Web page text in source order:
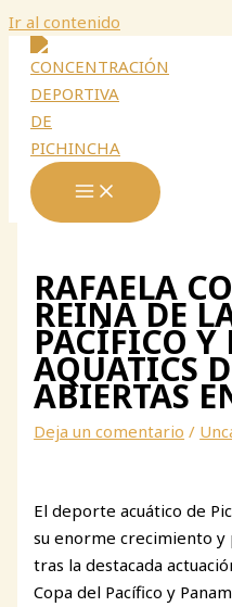
Ir al contenido
RAFAELA
REINA DE
PACÍFICO
AQUATICS
ABIERTAS
Deja un comentario /
El deporte acuático de
su enorme crecimiento
tras la destacada
Copa del Pacífico y